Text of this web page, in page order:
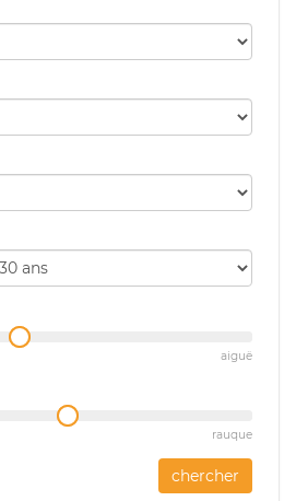
aiguë
rauque
chercher